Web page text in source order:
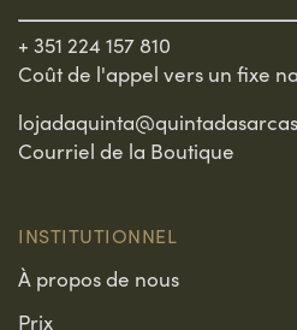
+ 351 224 157 810
Coût de l'appel vers un fixe
Courriel de la Boutique
INSTITUTIONNEL
À propos de nous
Prix